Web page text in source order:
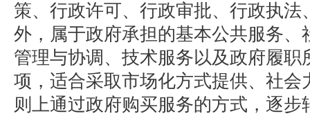
策、行政许可、行政审批、行政执法
外，属于政府承担的基本公共服务、
管理与协调、技术服务以及政府履职
项，适合采取市场化方式提供、社会
则上通过政府购买服务的方式，逐步